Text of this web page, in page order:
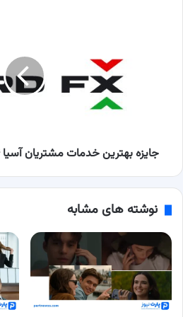
جایزه بهترین خدمات مشتریان آسیا ۲۰۲۴ برای بروکر آمارکتس
نوشته های مشابه